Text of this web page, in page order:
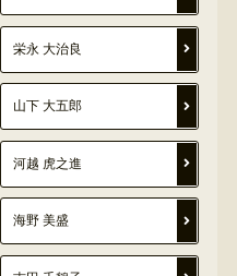
栄永 大治良
山下 大五郎
河越 虎之進
海野 美盛